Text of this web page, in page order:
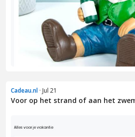
Cadeau.nl · Jul 21
Voor op het strand of aan het